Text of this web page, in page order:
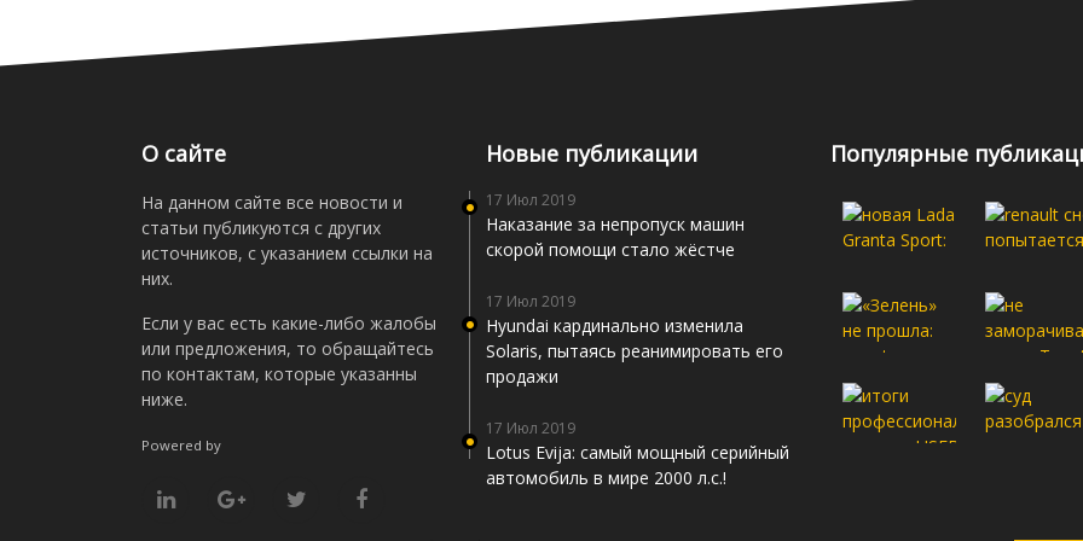
О сайте
На данном сайте все новости и
статьи публикуются с других
источников, с указанием ссылки на
них.
Если у вас есть какие-либо жалобы
или предложения, то обращайтесь
по контактам, которые указанны
ниже.
Powered by
Новые публикации
17 Июл 2019
Наказание за непропуск машин
скорой помощи стало жёстче
17 Июл 2019
Hyundai кардинально изменила
Solaris, пытаясь реанимировать его
продажи
17 Июл 2019
Lotus Evija: самый мощный серийный
автомобиль в мире 2000 л.с.!
Популярные